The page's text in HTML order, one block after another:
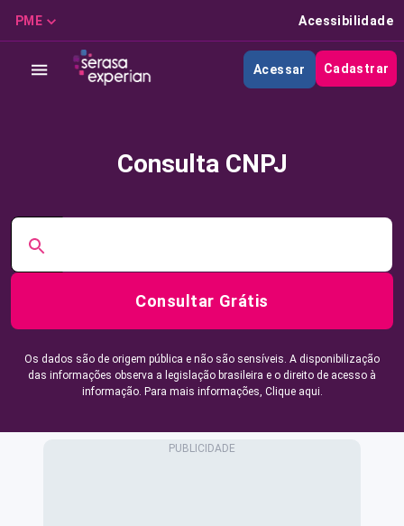
PME Acessibilidade
Acessar Cadastrar
Consulta CNPJ
Consultar Grátis
Os dados são de origem pública e não são sensíveis. A disponibilização
das informações observa a legislação brasileira e o direito de acesso à
informação. Para mais informações, Clique aqui.